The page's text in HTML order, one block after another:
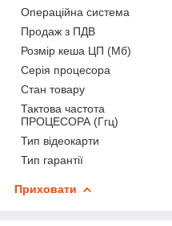
Операційна система
Продаж з ПДВ
Розмір кеша ЦП (Мб)
Серія процесора
Стан товару
Тактова частота
ПРОЦЕСОРА (Ггц)
Тип відеокарти
Тип гарантії
Приховати